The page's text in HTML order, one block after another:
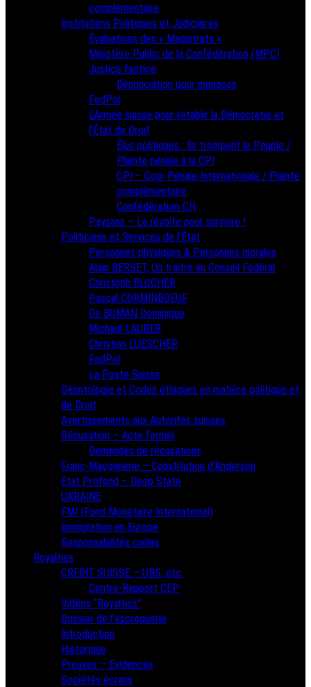
complémentaire
Institutions Politiques et Judiciaires
Évaluations des « Magistrats »
Ministère Public de la Confédération (MPC)
Justice factice
Dénonciation pour menaces
FedPol
L’Armée suisse pour rétablir la Démocratie et
l’État de Droit
Élus politiques : Ils trompent le Peuple /
Plainte pénale à la CPI
CPI – Cour Pénale Internationale / Plainte
complémentaire
Confédération-CH
Paysans – La révolte pour survivre !
Politiciens et Services de l’État
Personnes physiques & Personnes morales
Alain BERSET, Un traître au Conseil Fédéral
Christoph BLOCHER
Pascal CORMINBOEUF
De BUMAN Dominique
Michael LAUBER
Christian LUESCHER
FedPol
La Poste Suisse
Déontologie et Codes éthiques en matière politique et
de Droit
Avertissements aux Autorités suisses
Récusation – Acte formel
Demandes de récusations
Franc-Maçonnerie – Constitution d’Anderson
Etat Profond – Deep State
UKRAINE
FMI (Fond Monétaire International)
Immigration en Europe
Responsabilités civiles
Royalties
CREDIT SUISSE – UBS, etc.
Contre-Rapport CEP
Vidéos “Royalties”
Dossier de l’escroquerie
Introduction
Historique
Preuves – Evidences
Sociétés écrans